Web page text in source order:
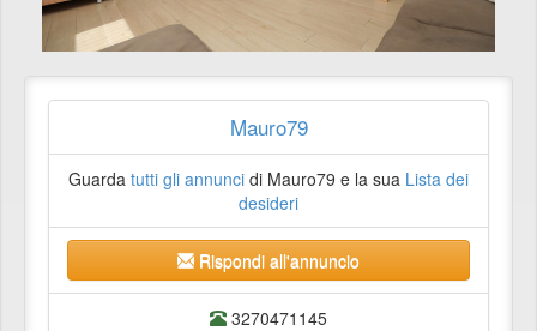
Mauro79
Guarda tutti gli annunci di Mauro79 e la sua Lista dei
desideri
Rispondi all'annuncio
3270471145